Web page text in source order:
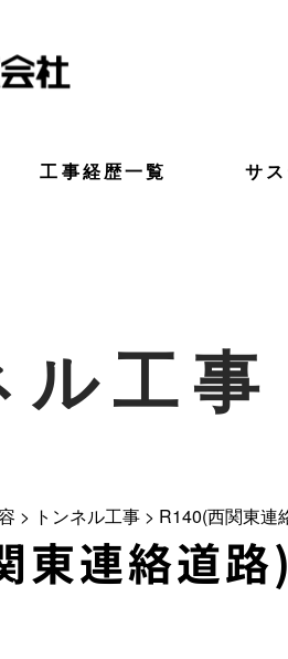
工事経歴一覧 サ
ル工事
> トンネル工事 > R140(西関東連
東連絡道